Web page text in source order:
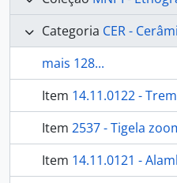
Categoria CER -
mais 128...
Item 14.11.0122 -
Item 2537 - Tigela
Item 14.11.0121 -